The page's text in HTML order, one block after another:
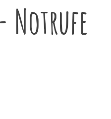
Notrufe